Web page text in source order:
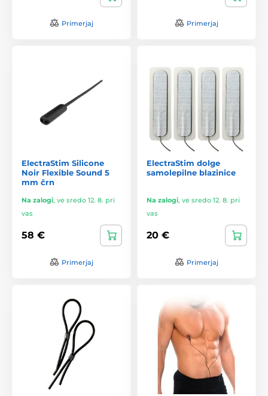
Primerjaj Primerjaj
ElectraStim Silicone
Noir Flexible Sound 5
mm črn
Na zalogi, ve sredo 12. 8. pri
vas
58 €
Primerjaj
ElectraStim dolge
samolepilne blazinice
Na zalogi, ve sredo 12. 8. pri
vas
20 €
Primerjaj